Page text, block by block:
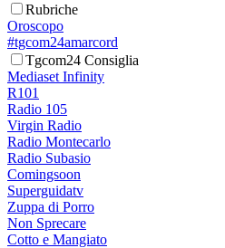
Rubriche
Oroscopo
#tgcom24amarcord
Tgcom24 Consiglia
Mediaset Infinity
R101
Radio 105
Virgin Radio
Radio Montecarlo
Radio Subasio
Comingsoon
Superguidatv
Zuppa di Porro
Non Sprecare
Cotto e Mangiato